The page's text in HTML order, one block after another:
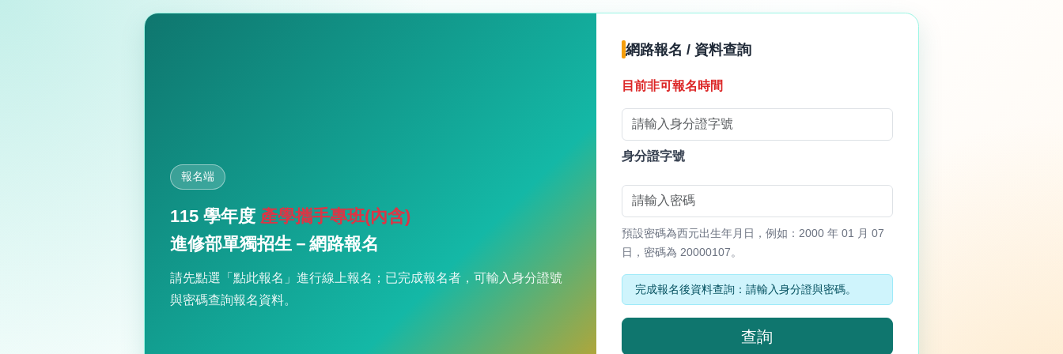
報名端
115 學年度 產學攜手專班(內含)
進修部單獨招生－網路報名
請先點選「點此報名」進行線上報名；已完成報名者，可輸入身分證號
與密碼查詢報名資料。
網路報名 / 資料查詢
目前非可報名時間
身分證字號
預設密碼為西元出生年月日，例如：2000 年 01 月 07
日，密碼為 20000107。
完成報名後資料查詢：請輸入身分證與密碼。